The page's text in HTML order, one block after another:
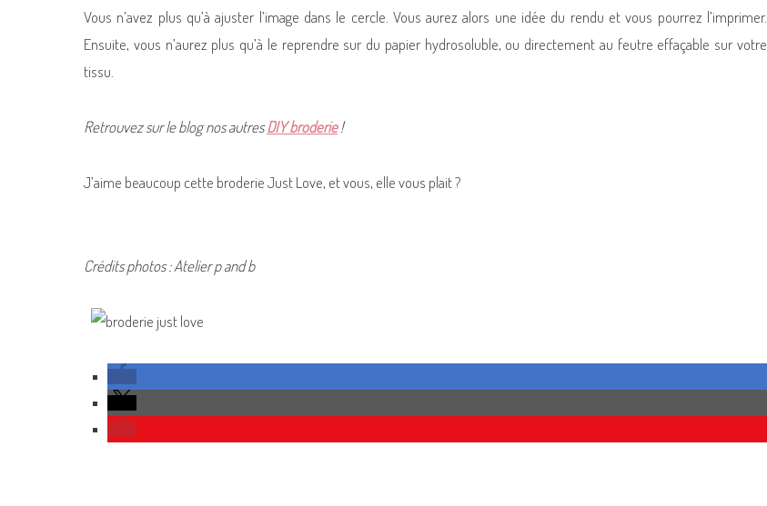
Vous n’avez plus qu’à ajuster l’image dans le cercle. Vous aurez alors une idée du rendu et vous pourrez l’imprimer.
Ensuite, vous n’aurez plus qu’à le reprendre sur du papier hydrosoluble, ou directement au feutre effaçable sur votre
tissu.
Retrouvez sur le blog nos autresDIY broderie!
J’aime beaucoup cette broderie Just Love, et vous, elle vous plait ?
Crédits photos : Atelier p and b